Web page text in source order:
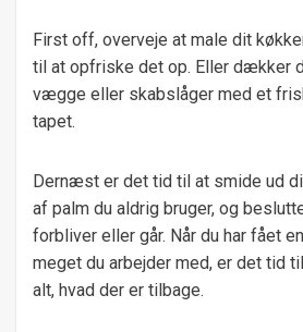
First off, overveje at male dit
til at opfriske det op. Eller dækker
vægge eller skabslåger med et
tapet.
Dernæst er det tid til at smide ud
af palm du aldrig bruger, og
forbliver eller går. Når du har fået
meget du arbejder med, er det tid
alt, hvad der er tilbage.